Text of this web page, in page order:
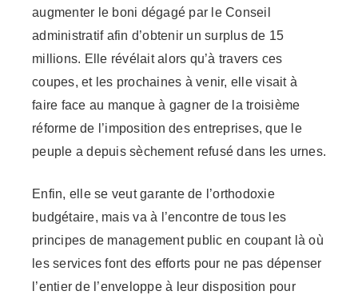
augmenter le boni dégagé par le Conseil
administratif afin d’obtenir un surplus de 15
millions. Elle révélait alors qu’à travers ces
coupes, et les prochaines à venir, elle visait à
faire face au manque à gagner de la troisième
réforme de l’imposition des entreprises, que le
peuple a depuis sèchement refusé dans les urnes.
Enfin, elle se veut garante de l’orthodoxie
budgétaire, mais va à l’encontre de tous les
principes de management public en coupant là où
les services font des efforts pour ne pas dépenser
l’entier de l’enveloppe à leur disposition pour